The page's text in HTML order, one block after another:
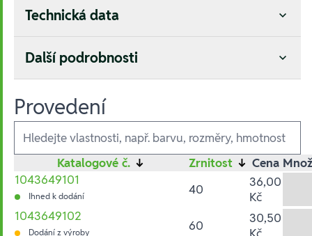
Technická data
Další podrobnosti
Provedení
Ausführungen
Katalogové č. ↓ Zrnitost ↓ Cena
1043649101
Ihned k dodání 40
36,00
Kč
1043649102
Dodání z výroby 60
30,50